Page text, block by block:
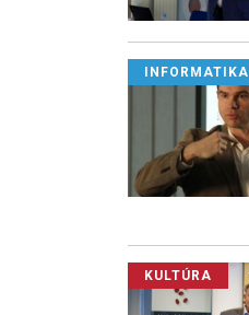
INFORMATIKA
KULTÚRA